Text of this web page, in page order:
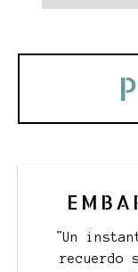
"Un
recuerdo